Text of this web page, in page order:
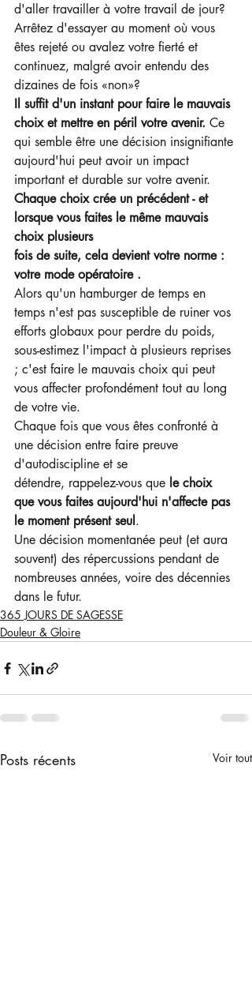
d'aller travailler à votre travail de jour?
Arrêtez d'essayer au moment où vous
êtes rejeté ou avalez votre fierté et
continuez, malgré avoir entendu des
dizaines de fois «non»?
Il suffit d'un instant pour faire le mauvais
choix et mettre en péril votre avenir. Ce
qui semble être une décision insignifiante
aujourd'hui peut avoir un impact
important et durable sur votre avenir.
Chaque choix crée un précédent - et
lorsque vous faites le même mauvais
choix plusieurs
fois de suite, cela devient votre norme :
votre mode opératoire .
Alors qu'un hamburger de temps en
temps n'est pas susceptible de ruiner vos
efforts globaux pour perdre du poids,
sous-estimez l'impact à plusieurs reprises
; c'est faire le mauvais choix qui peut
vous affecter profondément tout au long
de votre vie.
Chaque fois que vous êtes confronté à
une décision entre faire preuve
d'autodiscipline et se
détendre, rappelez-vous que le choix
que vous faites aujourd'hui n'affecte pas
le moment présent seul .
Une décision momentanée peut (et aura
souvent) des répercussions pendant de
nombreuses années, voire des décennies
dans le futur.
365 JOURS DE SAGESSE
Douleur & Gloire
Posts récents Voir tout